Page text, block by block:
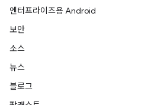
엔터프라이즈용 Android
보안
소스
뉴스
블로그